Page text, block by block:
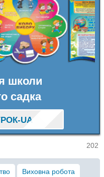
школи
садка
UA
202
Виховна робота